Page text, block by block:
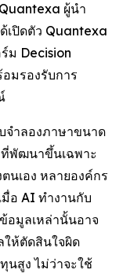
ผู้นำ
เปิดตัว Quantexa
ม Decision
มรองรับการ
จำลองภาษาขนาด
พัฒนาขึ้นเฉพาะ
นเอง หลายองค์กร
อ AI ทำงานกับ
อมูลเหล่านั้นอาจ
ให้ตัดสินใจผิด
นสูง ไม่ว่าจะใช้